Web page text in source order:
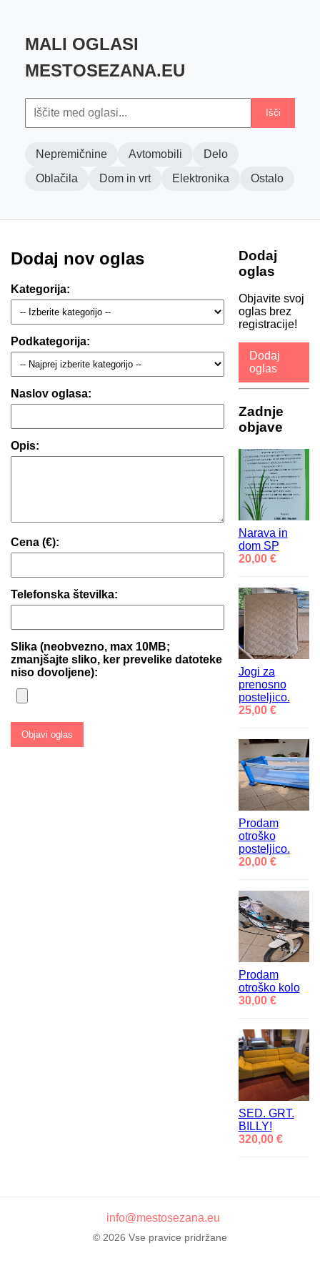
MALI OGLASI
MESTOSEZANA.EU
Išči
Nepremičnine Avtomobili
Delo
Oblačila
Dom in vrt Elektronika Ostalo
Dodaj nov oglas
Kategorija:
Podkategorija:
Naslov oglasa:
Opis:
Cena (€):
Telefonska številka:
Slika (neobvezno, max 10MB;
zmanjšajte sliko, ker prevelike datoteke
niso dovoljene):
Dodaj
oglas
Objavite svoj
oglas brez
registracije!
Dodaj
oglas
Zadnje
objave
Narava in
dom SP
20,00 €
Jogi za
prenosno
posteljico.
25,00 €
Prodam
otroško
posteljico.
20,00 €
Prodam
otroško kolo
30,00 €
SED. GRT.
BILLY!
320,00 €
info@mestosezana.eu
© 2026 Vse pravice pridržane